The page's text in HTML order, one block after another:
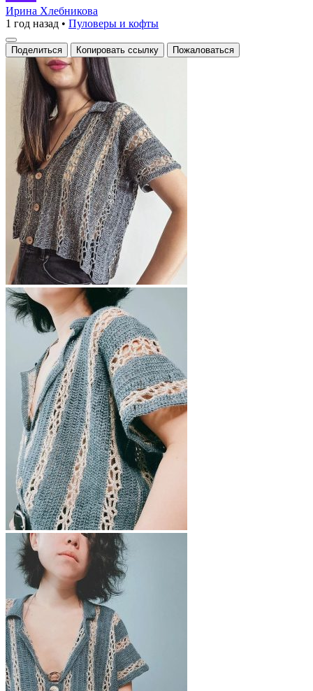
с
ажурным
узором
крючком
Ирина Хлебникова
1 год назад • Пуловеры и кофты
Поделиться Копировать ссылку Пожаловаться